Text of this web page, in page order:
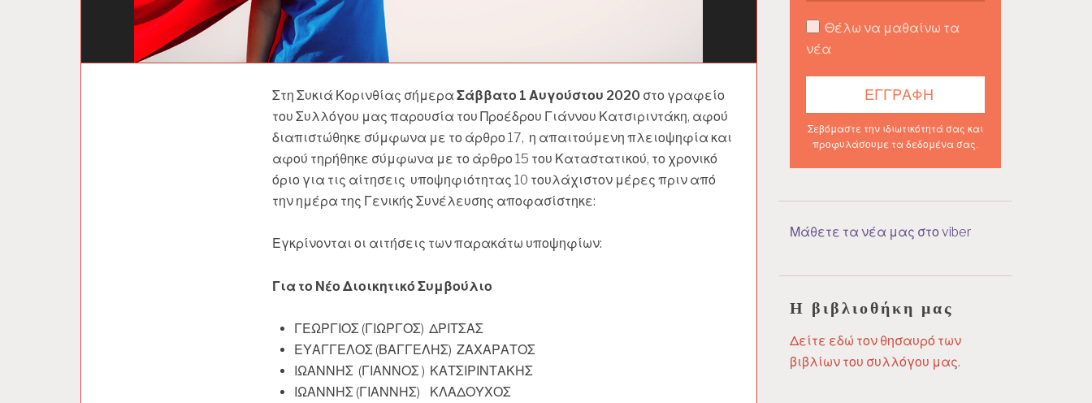
Στη Συκιά Κορινθίας σήμερα Σάββατο 1 Αυγούστου 2020 στο γραφείο
του Συλλόγου μας παρουσία του Προέδρου Γιάννου Κατσιριντάκη, αφού
διαπιστώθηκε σύμφωνα με το άρθρο 17, η απαιτούμενη πλειοψηφία και
αφού τηρήθηκε σύμφωνα με το άρθρο 15 του Καταστατικού, το χρονικό
όριο για τις αίτησεις υποψηφιότητας 10 τουλάχιστον μέρες πριν από
την ημέρα της Γενικής Συνέλευσης αποφασίστηκε:
Εγκρίνονται οι αιτήσεις των παρακάτω υποψηφίων:
Για το Νέο Διοικητικό Συμβούλιο
ΓΕΩΡΓΙΟΣ (ΓΙΩΡΓΟΣ) ΔΡΙΤΣΑΣ
ΕΥΑΓΓΕΛΟΣ (ΒΑΓΓΕΛΗΣ) ΖΑΧΑΡΑΤΟΣ
ΙΩΑΝΝΗΣ (ΓΙΑΝΝΟΣ ) ΚΑΤΣΙΡΙΝΤΑΚΗΣ
ΙΩΑΝΝΗΣ (ΓΙΑΝΝΗΣ) ΚΛΑΔΟΥΧΟΣ
Θέλω να μαθαίνω τα
νέα
Σεβόμαστε την ιδιωτικότητά σας και
προφυλάσουμε τα δεδομένα σας.
Μάθετε τα νέα μας στο viber
Η βιβλιοθήκη μας
Δείτε εδώ τον θησαυρό των
βιβλίων του συλλόγου μας.